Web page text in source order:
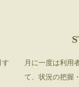
す
月に一度は利用
て、状況の把握